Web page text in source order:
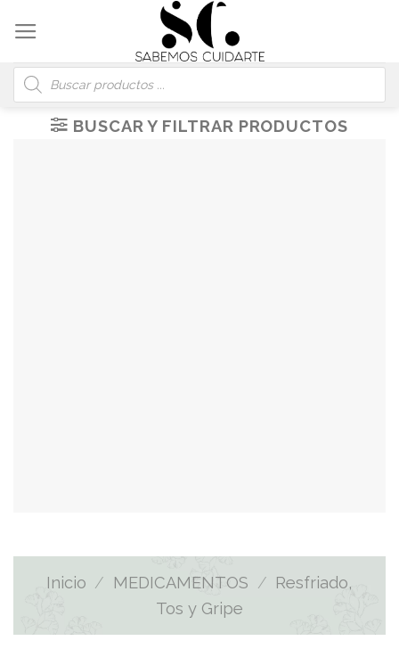
content
Búsqueda
de
productos
BUSCAR Y FILTRAR PRODUCTOS
Inicio / MEDICAMENTOS / Resfriado,
Tos y Gripe